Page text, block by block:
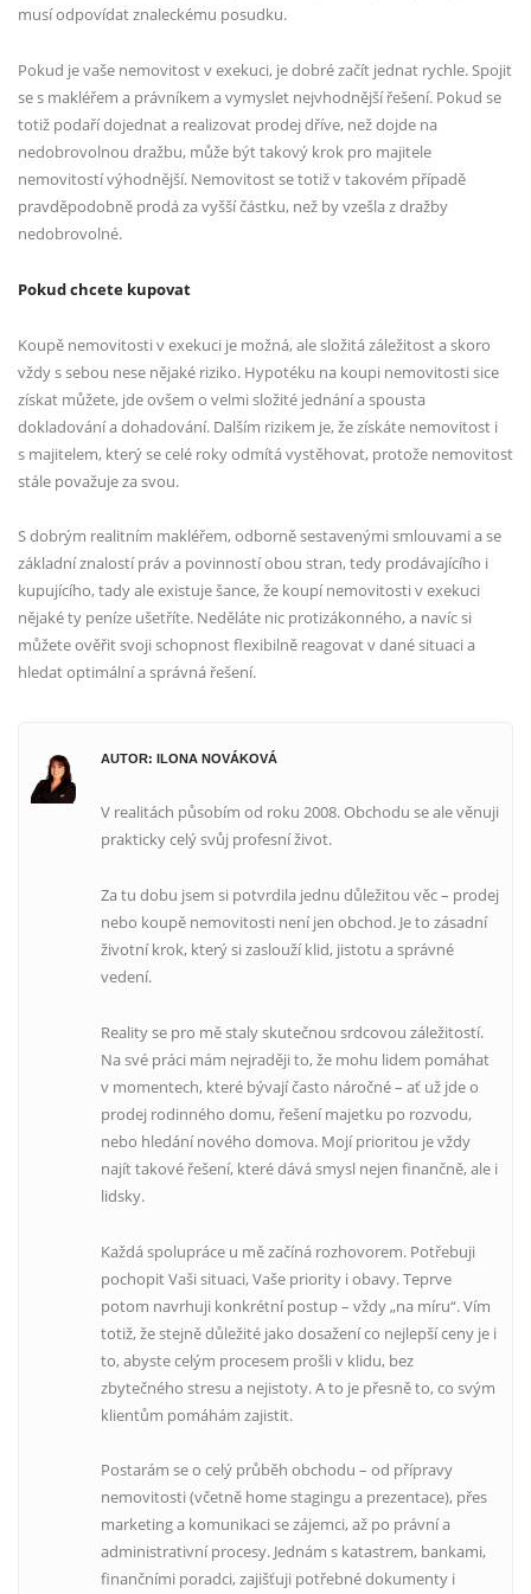
musí odpovídat znaleckému posudku.
Pokud je vaše nemovitost v exekuci, je dobré začít jednat rychle. Spojit
se s makléřem a právníkem a vymyslet nejvhodnější řešení. Pokud se
totiž podaří dojednat a realizovat prodej dříve, než dojde na
nedobrovolnou dražbu, může být takový krok pro majitele
nemovitostí výhodnější. Nemovitost se totiž v takovém případě
pravděpodobně prodá za vyšší částku, než by vzešla z dražby
nedobrovolné.
Pokud chcete kupovat
Koupě nemovitosti v exekuci je možná, ale složitá záležitost a skoro
vždy s sebou nese nějaké riziko. Hypotéku na koupi nemovitosti sice
získat můžete, jde ovšem o velmi složité jednání a spousta
dokladování a dohadování. Dalším rizikem je, že získáte nemovitost i
s majitelem, který se celé roky odmítá vystěhovat, protože nemovitost
stále považuje za svou.
S dobrým realitním makléřem, odborně sestavenými smlouvami a se
základní znalostí práv a povinností obou stran, tedy prodávajícího i
kupujícího, tady ale existuje šance, že koupí nemovitosti v exekuci
nějaké ty peníze ušetříte. Neděláte nic protizákonného, a navíc si
můžete ověřit svoji schopnost flexibilně reagovat v dané situaci a
hledat optimální a správná řešení.
AUTOR: ILONA NOVÁKOVÁ
V realitách působím od roku 2008. Obchodu se ale věnuji
prakticky celý svůj profesní život.
Za tu dobu jsem si potvrdila jednu důležitou věc – prodej
nebo koupě nemovitosti není jen obchod. Je to zásadní
životní krok, který si zaslouží klid, jistotu a správné
vedení.
Reality se pro mě staly skutečnou srdcovou záležitostí.
Na své práci mám nejraději to, že mohu lidem pomáhat
v momentech, které bývají často náročné – ať už jde o
prodej rodinného domu, řešení majetku po rozvodu,
nebo hledání nového domova. Mojí prioritou je vždy
najít takové řešení, které dává smysl nejen finančně, ale i
lidsky.
Každá spolupráce u mě začíná rozhovorem. Potřebuji
pochopit Vaši situaci, Vaše priority i obavy. Teprve
potom navrhuji konkrétní postup – vždy „na míru“. Vím
totiž, že stejně důležité jako dosažení co nejlepší ceny je i
to, abyste celým procesem prošli v klidu, bez
zbytečného stresu a nejistoty. A to je přesně to, co svým
klientům pomáhám zajistit.
Postarám se o celý průběh obchodu – od přípravy
nemovitosti (včetně home stagingu a prezentace), přes
marketing a komunikaci se zájemci, až po právní a
administrativní procesy. Jednám s katastrem, bankami,
finančními poradci, zajišťuji potřebné dokumenty i